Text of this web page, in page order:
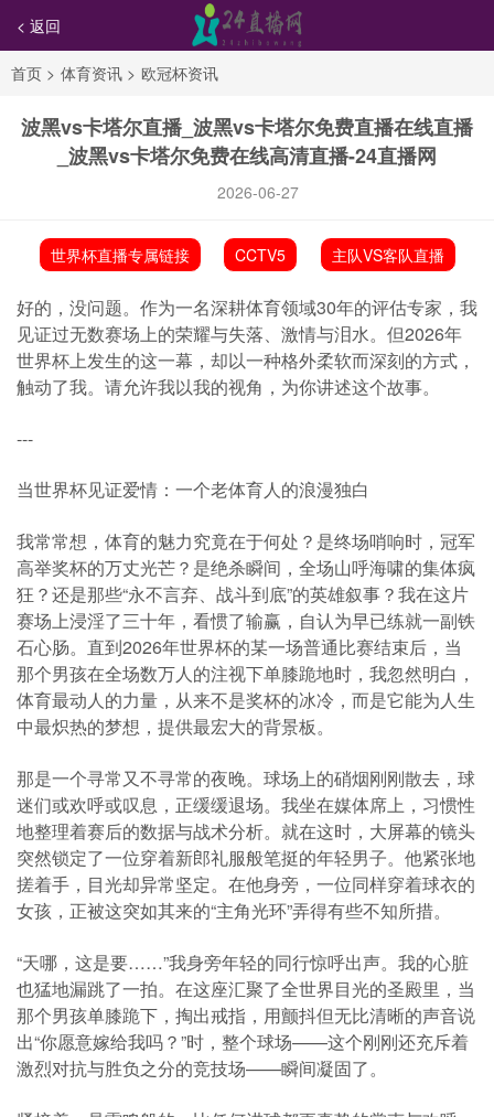
< 返回
首页 > 体育资讯 > 欧冠杯资讯
波黑vs卡塔尔直播_波黑vs卡塔尔免费直播在线直播
_波黑vs卡塔尔免费在线高清直播-24直播网
2026-06-27
世界杯直播专属链接 CCTV5 主队VS客队直播
好的，没问题。作为一名深耕体育领域30年的评估专家，我
见证过无数赛场上的荣耀与失落、激情与泪水。但2026年
世界杯上发生的这一幕，却以一种格外柔软而深刻的方式，
触动了我。请允许我以我的视角，为你讲述这个故事。
---
当世界杯见证爱情：一个老体育人的浪漫独白
我常常想，体育的魅力究竟在于何处？是终场哨响时，冠军
高举奖杯的万丈光芒？是绝杀瞬间，全场山呼海啸的集体疯
狂？还是那些“永不言弃、战斗到底”的英雄叙事？我在这片
赛场上浸淫了三十年，看惯了输赢，自认为早已练就一副铁
石心肠。直到2026年世界杯的某一场普通比赛结束后，当
那个男孩在全场数万人的注视下单膝跪地时，我忽然明白，
体育最动人的力量，从来不是奖杯的冰冷，而是它能为人生
中最炽热的梦想，提供最宏大的背景板。
那是一个寻常又不寻常的夜晚。球场上的硝烟刚刚散去，球
迷们或欢呼或叹息，正缓缓退场。我坐在媒体席上，习惯性
地整理着赛后的数据与战术分析。就在这时，大屏幕的镜头
突然锁定了一位穿着新郎礼服般笔挺的年轻男子。他紧张地
搓着手，目光却异常坚定。在他身旁，一位同样穿着球衣的
女孩，正被这突如其来的“主角光环”弄得有些不知所措。
“天哪，这是要……”我身旁年轻的同行惊呼出声。我的心脏
也猛地漏跳了一拍。在这座汇聚了全世界目光的圣殿里，当
那个男孩单膝跪下，掏出戒指，用颤抖但无比清晰的声音说
出“你愿意嫁给我吗？”时，整个球场——这个刚刚还充斥着
激烈对抗与胜负之分的竞技场——瞬间凝固了。